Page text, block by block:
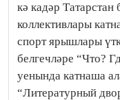
кә кадәр
коллективлары
спорт ярышлары
белгечләре “Что?
уенында катнаша
“Литературный